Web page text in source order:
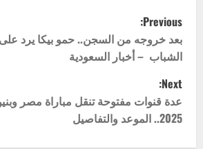
P
o
s
t
n
Previous:
بعد خروجه من السجن.. حمو بيكا يرد على
الشباب – أخبار السعودية
Next:
عدة قنوات مفتوحة تنقل مباراة مصر
2025.. الموعد والتفاصيل